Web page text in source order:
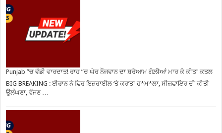
Punjab ”ਚ ਵੱਡੀ ਵਾਰਦਾਤ! ਰਾਹ ”ਚ ਘੇਰ ਨੌਜਵਾਨ ਦਾ ਸ਼ਰੇਆਮ ਗੋਲ਼ੀਆਂ ਮਾਰ ਕੇ ਕੀਤਾ ਕਤਲ
BIG BREAKING : ਈਰਾਨ ਨੇ ਫਿਰ ਇਜ਼ਰਾਈਲ ‘ਤੇ ਕਰ’ਤਾ ਹ*ਮ*ਲਾ, ਸੀਜ਼ਫਾਇਰ ਦੀ ਕੀਤੀ
ਉਲੰਘਣਾ, ਵੱਜਣ …